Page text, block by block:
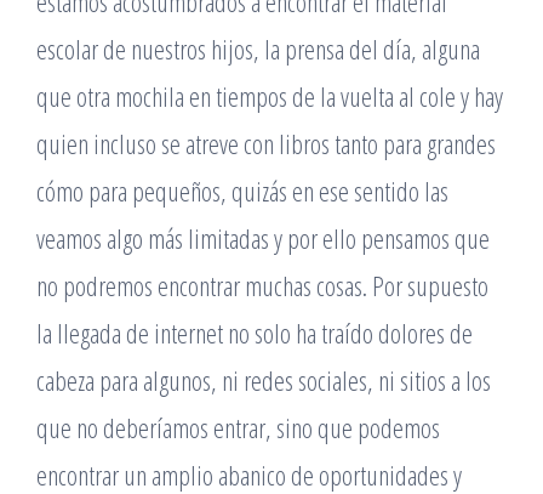
escolar de nuestros hijos, la prensa del día, alguna
que otra mochila en tiempos de la vuelta al cole y hay
quien incluso se atreve con libros tanto para grandes
cómo para pequeños, quizás en ese sentido las
veamos algo más limitadas y por ello pensamos que
no podremos encontrar muchas cosas. Por supuesto
la llegada de internet no solo ha traído dolores de
cabeza para algunos, ni redes sociales, ni sitios a los
que no deberíamos entrar, sino que podemos
encontrar un amplio abanico de oportunidades y